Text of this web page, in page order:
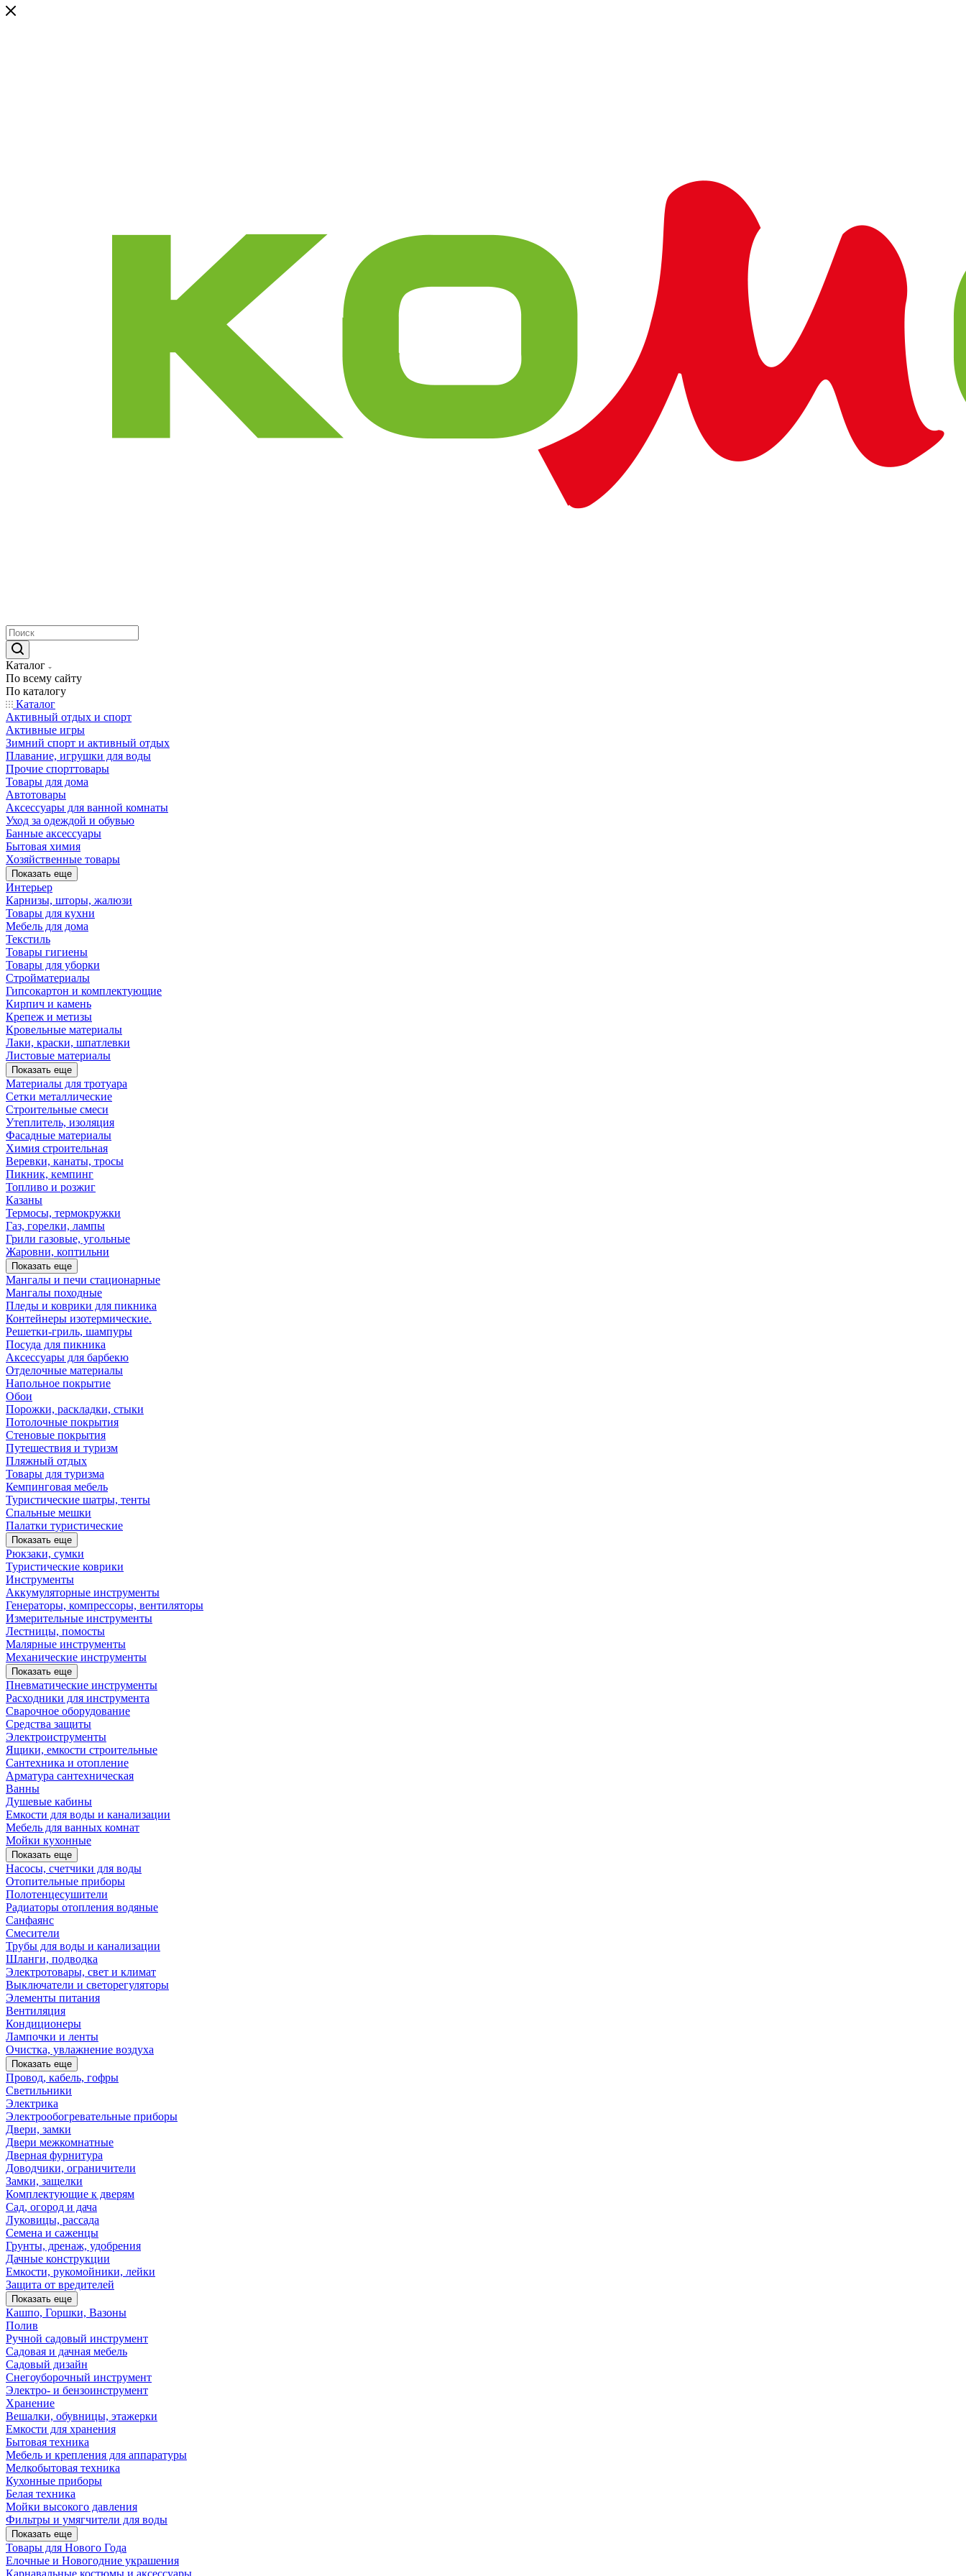
Каталог
По всему сайту
По каталогу
Каталог
Активный отдых и спорт
Активные игры
Зимний спорт и активный отдых
Плавание, игрушки для воды
Прочие спорттовары
Товары для дома
Автотовары
Аксессуары для ванной комнаты
Уход за одеждой и обувью
Банные аксессуары
Бытовая химия
Хозяйственные товары
Показать еще
Интерьер
Карнизы, шторы, жалюзи
Товары для кухни
Мебель для дома
Текстиль
Товары гигиены
Товары для уборки
Стройматериалы
Гипсокартон и комплектующие
Кирпич и камень
Крепеж и метизы
Кровельные материалы
Лаки, краски, шпатлевки
Листовые материалы
Показать еще
Материалы для тротуара
Сетки металлические
Строительные смеси
Утеплитель, изоляция
Фасадные материалы
Химия строительная
Веревки, канаты, тросы
Пикник, кемпинг
Топливо и розжиг
Казаны
Термосы, термокружки
Газ, горелки, лампы
Грили газовые, угольные
Жаровни, коптильни
Показать еще
Мангалы и печи стационарные
Мангалы походные
Пледы и коврики для пикника
Контейнеры изотермические.
Решетки-гриль, шампуры
Посуда для пикника
Аксессуары для барбекю
Отделочные материалы
Напольное покрытие
Обои
Порожки, раскладки, стыки
Потолочные покрытия
Стеновые покрытия
Путешествия и туризм
Пляжный отдых
Товары для туризма
Кемпинговая мебель
Туристические шатры, тенты
Спальные мешки
Палатки туристические
Показать еще
Рюкзаки, сумки
Туристические коврики
Инструменты
Аккумуляторные инструменты
Генераторы, компрессоры, вентиляторы
Измерительные инструменты
Лестницы, помосты
Малярные инструменты
Механические инструменты
Показать еще
Пневматические инструменты
Расходники для инструмента
Сварочное оборудование
Средства защиты
Электроиструменты
Ящики, емкости строительные
Сантехника и отопление
Арматура сантехническая
Ванны
Душевые кабины
Емкости для воды и канализации
Мебель для ванных комнат
Мойки кухонные
Показать еще
Насосы, счетчики для воды
Отопительные приборы
Полотенцесушители
Радиаторы отопления водяные
Санфаянс
Смесители
Трубы для воды и канализации
Шланги, подводка
Электротовары, свет и климат
Выключатели и светорегуляторы
Элементы питания
Вентиляция
Кондиционеры
Лампочки и ленты
Очистка, увлажнение воздуха
Показать еще
Провод, кабель, гофры
Светильники
Электрика
Электрообогревательные приборы
Двери, замки
Двери межкомнатные
Дверная фурнитура
Доводчики, ограничители
Замки, защелки
Комплектующие к дверям
Сад, огород и дача
Луковицы, рассада
Семена и саженцы
Грунты, дренаж, удобрения
Дачные конструкции
Емкости, рукомойники, лейки
Защита от вредителей
Показать еще
Кашпо, Горшки, Вазоны
Полив
Ручной садовый инструмент
Садовая и дачная мебель
Садовый дизайн
Снегоуборочный инструмент
Электро- и бензоинструмент
Хранение
Вешалки, обувницы, этажерки
Емкости для хранения
Бытовая техника
Мебель и крепления для аппаратуры
Мелкобытовая техника
Кухонные приборы
Белая техника
Мойки высокого давления
Фильтры и умягчители для воды
Показать еще
Товары для Нового Года
Елочные и Новогодние украшения
Карнавальные костюмы и аксессуары